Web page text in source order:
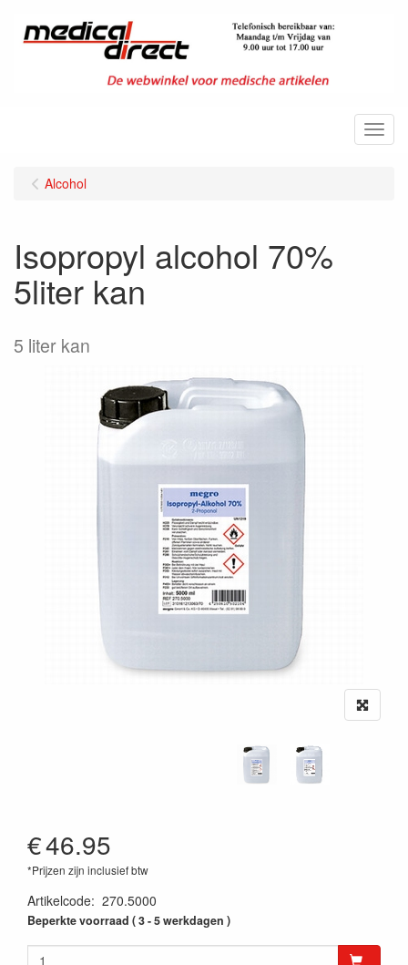
Menu
Alcohol
Isopropyl alcohol 70%
5liter kan
5 liter kan
€46.95
*Prijzen zijn inclusief btw
Artikelcode: 270.5000
Beperkte voorraad ( 3 - 5 werkdagen )